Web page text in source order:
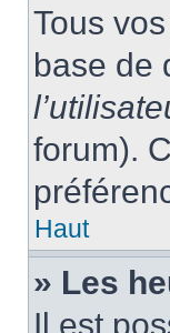
Tous
base de
forum).
Haut
» Les
Il est